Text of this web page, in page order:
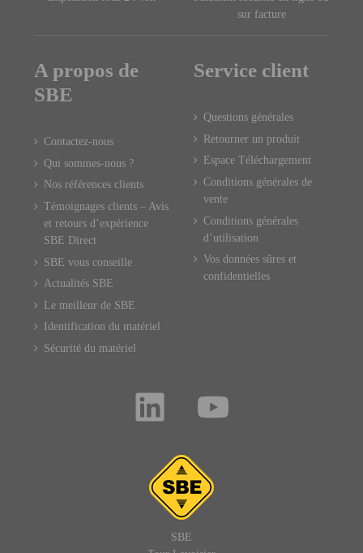
sur facture
A propos de
SBE
Contactez-nous
Qui sommes-nous ?
Nos références clients
Témoignages clients – Avis
et retours d’expérience
SBE Direct
SBE vous conseille
Actualités SBE
Le meilleur de SBE
Identification du matériel
Sécurité du matériel
Service client
Questions générales
Retourner un produit
Espace Téléchargement
Conditions générales de
vente
Conditions générales
d’utilisation
Vos données sûres et
confidentielles
SBE